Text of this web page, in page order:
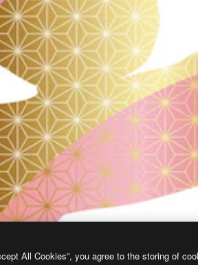
AI画像生成ツールを使うと、あなた独自の画像を作
All Cookies”, you agree to the storing of